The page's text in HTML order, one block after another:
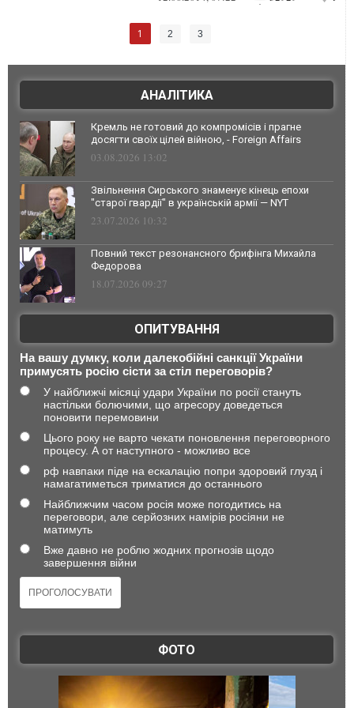
рукой) указывает...
1 2 3
АНАЛІТИКА
Кремль не готовий до компромісів і прагне
досягти своїх цілей війною, - Foreign Affairs
03.08.2026 13:02
Звільнення Сирського знаменує кінець епохи
"старої гвардії" в українській армії — NYT
23.07.2026 10:32
Повний текст резонансного брифінга Михайла
Федорова
18.07.2026 09:27
ОПИТУВАННЯ
На вашу думку, коли далекобійні санкції України
примусять росію сісти за стіл переговорів?
У найближчі місяці удари України по росії стануть
настільки болючими, що агресору доведеться
поновити перемовини
Цього року не варто чекати поновлення переговорного
процесу. А от наступного - можливо все
рф навпаки піде на ескалацію попри здоровий глузд і
намагатиметься триматися до останнього
Найближчим часом росія може погодитись на
переговори, але серйозних намірів росіяни не
матимуть
Вже давно не роблю жодних прогнозів щодо
завершення війни
ФОТО